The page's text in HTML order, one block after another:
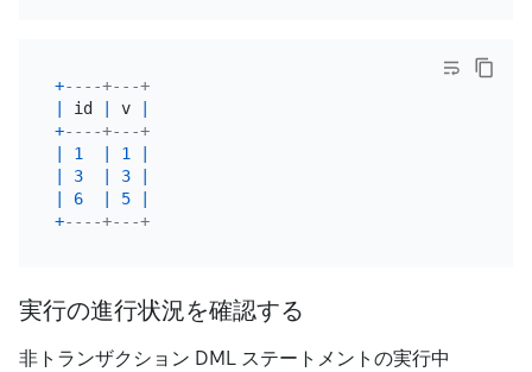
+----+---+
|
id | v
|
+----+---+
|
1 | 1
|
|
3 | 3
|
|
6 | 5
|
+----+---+
実行の進行状況を確認する
非トランザクション DML ステートメントの実行中